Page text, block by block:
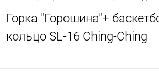
Горка "Горошина"+
кольцо SL-16 Ching-Ching